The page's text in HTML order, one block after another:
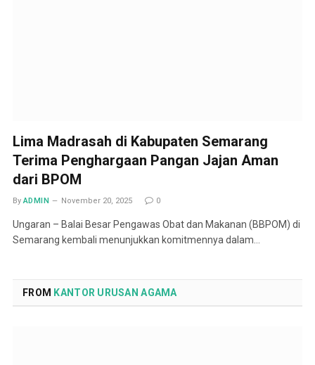
Lima Madrasah di Kabupaten Semarang
Terima Penghargaan Pangan Jajan Aman
dari BPOM
By ADMIN November 20, 2025 0
Ungaran – Balai Besar Pengawas Obat dan Makanan (BBPOM) di
Semarang kembali menunjukkan komitmennya dalam…
FROM KANTOR URUSAN AGAMA